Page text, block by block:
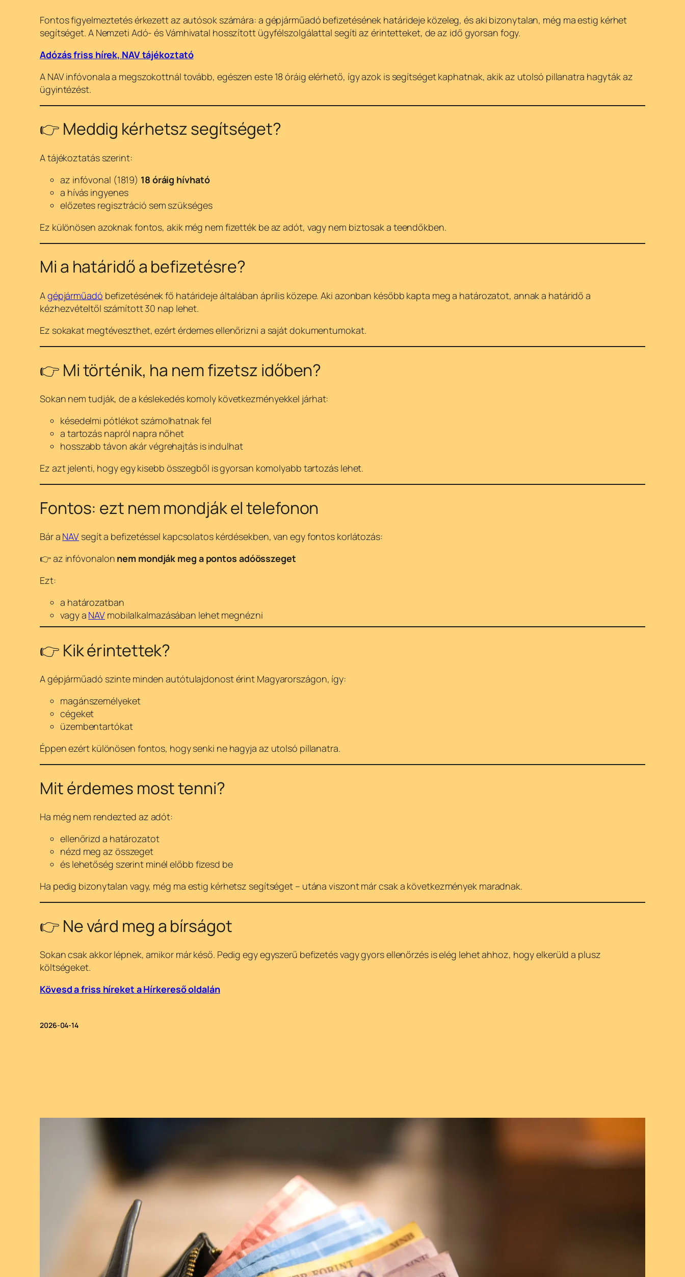
Fontos figyelmeztetés érkezett az autósok számára: a gépjárműadó befizetésének határideje közeleg, és aki bizonytalan, még ma estig kérhet
segítséget. A Nemzeti Adó- és Vámhivatal hosszított ügyfélszolgálattal segíti az érintetteket, de az idő gyorsan fogy.
Adózás friss hírek, NAV tájékoztató
A NAV infóvonala a megszokottnál tovább, egészen este 18 óráig elérhető, így azok is segítséget kaphatnak, akik az utolsó pillanatra hagyták az
ügyintézést.
👉 Meddig kérhetsz segítséget?
A tájékoztatás szerint:
az infóvonal (1819) 18 óráig hívható
a hívás ingyenes
előzetes regisztráció sem szükséges
Ez különösen azoknak fontos, akik még nem fizették be az adót, vagy nem biztosak a teendőkben.
Mi a határidő a befizetésre?
Agépjárműadó befizetésének fő határideje általában április közepe. Aki azonban később kapta meg a határozatot, annak a határidő a
kézhezvételtől számított 30 nap lehet.
Ez sokakat megtéveszthet, ezért érdemes ellenőrizni a saját dokumentumokat.
👉 Mi történik, ha nem fizetsz időben?
Sokan nem tudják, de a késlekedés komoly következményekkel járhat:
késedelmi pótlékot számolhatnak fel
a tartozás napról napra nőhet
hosszabb távon akár végrehajtás is indulhat
Ez azt jelenti, hogy egy kisebb összegből is gyorsan komolyabb tartozás lehet.
Fontos: ezt nem mondják el telefonon
Bár a NAV segít a befizetéssel kapcsolatos kérdésekben, van egy fontos korlátozás:
👉 az infóvonalon nem mondják meg a pontos adóösszeget
Ezt:
a határozatban
vagy a NAV mobilalkalmazásában lehet megnézni
👉 Kik érintettek?
A gépjárműadó szinte minden autótulajdonost érint Magyarországon, így:
magánszemélyeket
cégeket
üzembentartókat
Éppen ezért különösen fontos, hogy senki ne hagyja az utolsó pillanatra.
Mit érdemes most tenni?
Ha még nem rendezted az adót:
ellenőrizd a határozatot
nézd meg az összeget
és lehetőség szerint minél előbb fizesd be
Ha pedig bizonytalan vagy, még ma estig kérhetsz segítséget – utána viszont már csak a következmények maradnak.
👉 Ne várd meg a bírságot
Sokan csak akkor lépnek, amikor már késő. Pedig egy egyszerű befizetés vagy gyors ellenőrzés is elég lehet ahhoz, hogy elkerüld a plusz
költségeket.
Kövesd a friss híreket a Hírkereső oldalán
2026-04-14